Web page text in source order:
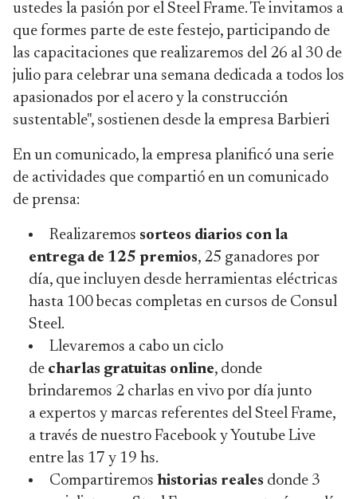
ustedes la pasión por el Steel Frame. Te invitamos a
que formes parte de este festejo, participando de
las capacitaciones que realizaremos del 26 al 30 de
julio para celebrar una semana dedicada a todos los
apasionados por el acero y la construcción
sustentable", sostienen desde la empresa Barbieri
En un comunicado, la empresa planificó una serie
de actividades que compartió en un comunicado
de prensa:
Realizaremos sorteos diarios con la
entrega de 125 premios, 25 ganadores por
día, que incluyen desde herramientas eléctricas
hasta 100 becas completas en cursos de Consul
Steel.
Llevaremos a cabo un ciclo
de charlas gratuitas online, donde
brindaremos 2 charlas en vivo por día junto
a expertos y marcas referentes del Steel Frame,
a través de nuestro Facebook y Youtube Live
entre las 17 y 19 hs.
Compartiremos historias reales donde 3